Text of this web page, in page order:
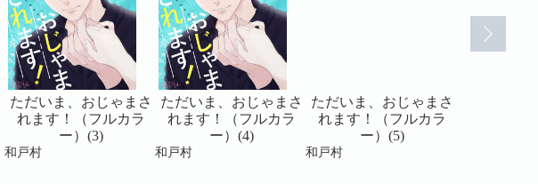
ただいま、おじゃまさ
れます！（フルカラ
ー）(3)
和戸村
ただいま、おじゃまさ
れます！（フルカラ
ー）(4)
和戸村
ただいま、おじゃまさ
れます！（フルカラ
ー）(5)
和戸村